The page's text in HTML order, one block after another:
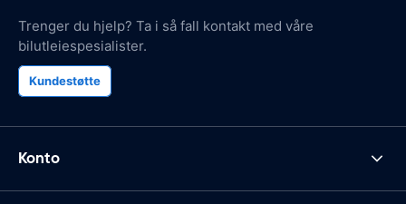
Trenger du hjelp? Ta i så fall kontakt med våre
bilutleiespesialister.
Kundestøtte
Konto